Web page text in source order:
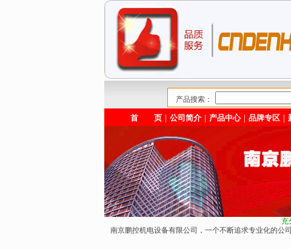
产品搜索：
首 页｜ 公司简介｜ 产品中心｜ 品牌专区｜
充
南京鹏控机电设备有限公司，一个不断追求专业化的公司